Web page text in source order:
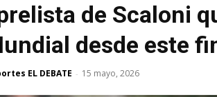
de Scaloni
desde este
EL DEBATE - 15 mayo, 2026